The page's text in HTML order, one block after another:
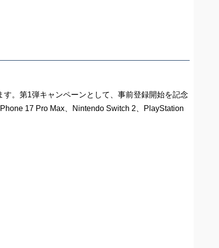
。第1弾キャンペーンとして、事前登録開始を記念
17 Pro Max、Nintendo Switch 2、PlayStation